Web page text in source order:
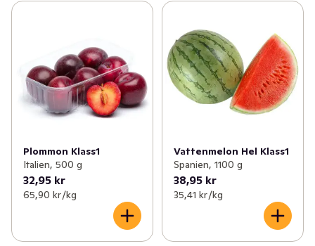
Plommon Klass1
Italien, 500 g
32,95 kr
65,90 kr /kg
Vattenmelon Hel Klass1
Spanien, 1100 g
38,95 kr
35,41 kr /kg